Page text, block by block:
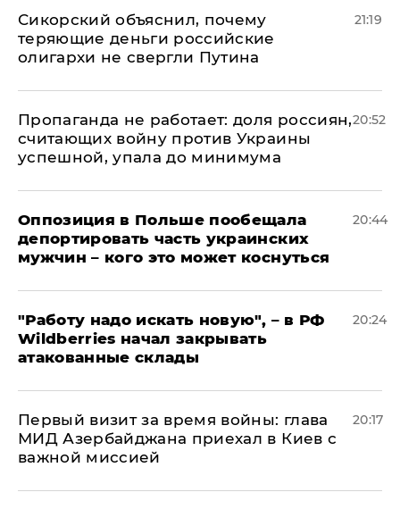
Сикорский объяснил, почему
теряющие деньги российские
олигархи не свергли Путина
21:19
​Пропаганда не работает: доля россиян,
считающих войну против Украины
успешной, упала до минимума
20:52
Оппозиция в Польше пообещала
депортировать часть украинских
мужчин – кого это может коснуться
20:44
"Работу надо искать новую", – в РФ
Wildberries начал закрывать
атакованные склады
20:24
Первый визит за время войны: глава
МИД Азербайджана приехал в Киев с
важной миссией
20:17